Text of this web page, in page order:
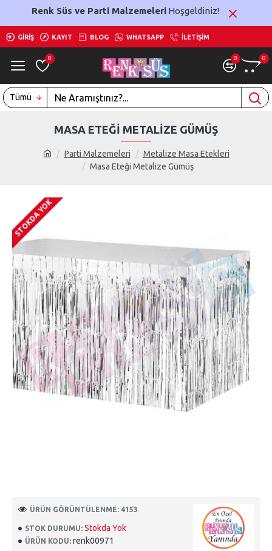
Renk Süs ve Parti MalzemeleriHoşgeldiniz!
GIRIŞ KAYIT BLOG WHATSAPP İLETIŞIM
0 0 0
Tümü
Parti Malzemeleri
Metalize Masa Etekleri
Masa Eteği Metalize Gümüş
MASA ETEĞI METALIZE GÜMÜŞ
STOKDA YOK
STOK DURUMU: Stokda Yok
ÜRÜN KODU: renk00971
ÜRÜN GÖRÜNTÜLENME: 4153